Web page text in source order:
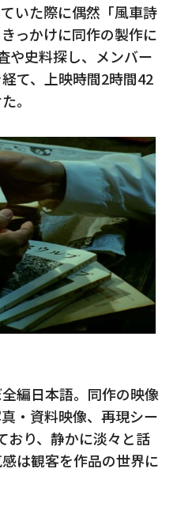
いた際に偶然「風車詩
っかけに同作の製作に
や史料探し、メンバー
て、上映時間2時間42
。
編日本語。同作の映像
・資料映像、再現シー
おり、静かに淡々と話
は観客を作品の世界に